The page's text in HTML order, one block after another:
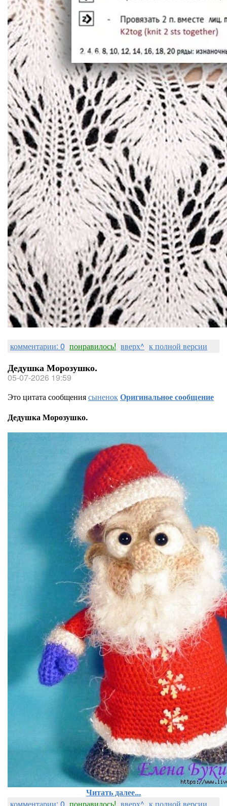
комментарии: 0 понравилось! вверх^ к полной версии
Дедушка Морозушко.
05-07-2026 19:59
Это цитата сообщениясыненокОригинальное сообщение
Дедушка Морозушко.
Читать далее...